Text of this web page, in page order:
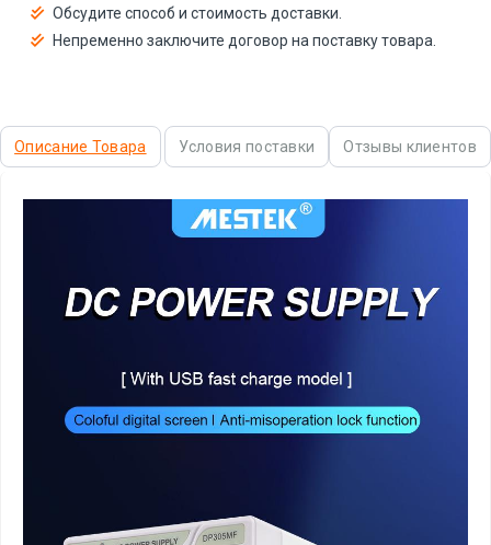
Обсудите способ и стоимость доставки.
Непременно заключите договор на поставку товара.
Описание Товара Условия поставки Отзывы клиентов